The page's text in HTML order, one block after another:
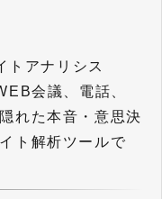
アナリシス
会議、電話、
れた本音・意思決
ト解析ツールで